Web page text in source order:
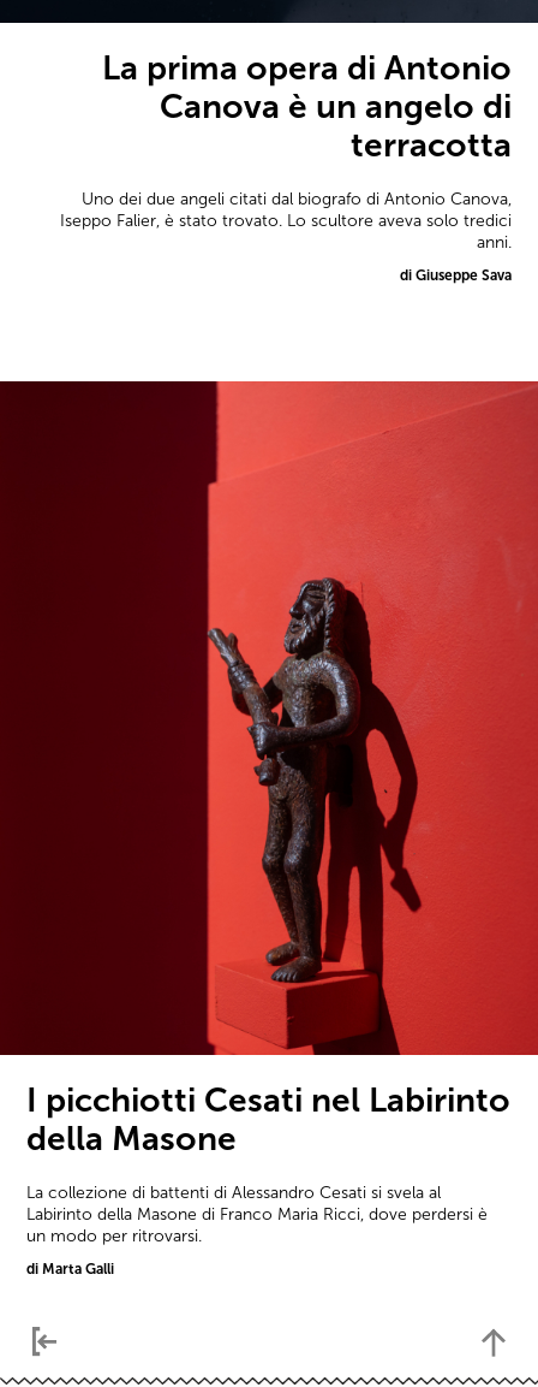
La prima opera di Antonio
Canova è un angelo di
terracotta
Uno dei due angeli citati dal biografo di Antonio Canova,
Iseppo Falier, è stato trovato. Lo scultore aveva solo tredici
anni.
di Giuseppe Sava
I picchiotti Cesati nel Labirinto
della Masone
La collezione di battenti di Alessandro Cesati si svela al
Labirinto della Masone di Franco Maria Ricci, dove perdersi è
un modo per ritrovarsi.
di Marta Galli